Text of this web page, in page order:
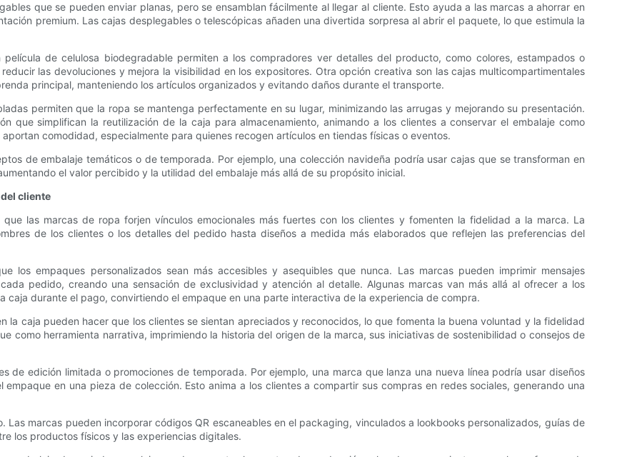
que se pueden enviar planas, pero se ensamblan fácilmente al llegar al cliente. Esto ayuda a las marcas a ahorrar en
premium. Las cajas desplegables o telescópicas añaden una divertida sorpresa al abrir el paquete, lo que estimula la
de celulosa biodegradable permiten a los compradores ver detalles del producto, como colores, estampados o
las devoluciones y mejora la visibilidad en los expositores. Otra opción creativa son las cajas multicompartimentales
principal, manteniendo los artículos organizados y evitando daños durante el transporte.
permiten que la ropa se mantenga perfectamente en su lugar, minimizando las arrugas y mejorando su presentación.
que simplifican la reutilización de la caja para almacenamiento, animando a los clientes a conservar el embalaje como
comodidad, especialmente para quienes recogen artículos en tiendas físicas o eventos.
de embalaje temáticos o de temporada. Por ejemplo, una colección navideña podría usar cajas que se transforman en
el valor percibido y la utilidad del embalaje más allá de su propósito inicial.
cliente
las marcas de ropa forjen vínculos emocionales más fuertes con los clientes y fomenten la fidelidad a la marca. La
de los clientes o los detalles del pedido hasta diseños a medida más elaborados que reflejen las preferencias del
los empaques personalizados sean más accesibles y asequibles que nunca. Las marcas pueden imprimir mensajes
pedido, creando una sensación de exclusividad y atención al detalle. Algunas marcas van más allá al ofrecer a los
caja durante el pago, convirtiendo el empaque en una parte interactiva de la experiencia de compra.
la caja pueden hacer que los clientes se sientan apreciados y reconocidos, lo que fomenta la buena voluntad y la fidelidad
como herramienta narrativa, imprimiendo la historia del origen de la marca, sus iniciativas de sostenibilidad o consejos de
de edición limitada o promociones de temporada. Por ejemplo, una marca que lanza una nueva línea podría usar diseños
en una pieza de colección. Esto anima a los clientes a compartir sus compras en redes sociales, generando una
marcas pueden incorporar códigos QR escaneables en el packaging, vinculados a lookbooks personalizados, guías de
los productos físicos y las experiencias digitales.